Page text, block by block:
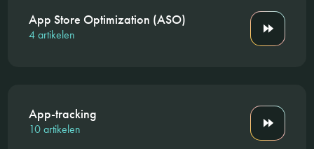
App Store Optimization (ASO)
4 artikelen
App-tracking
10 artikelen